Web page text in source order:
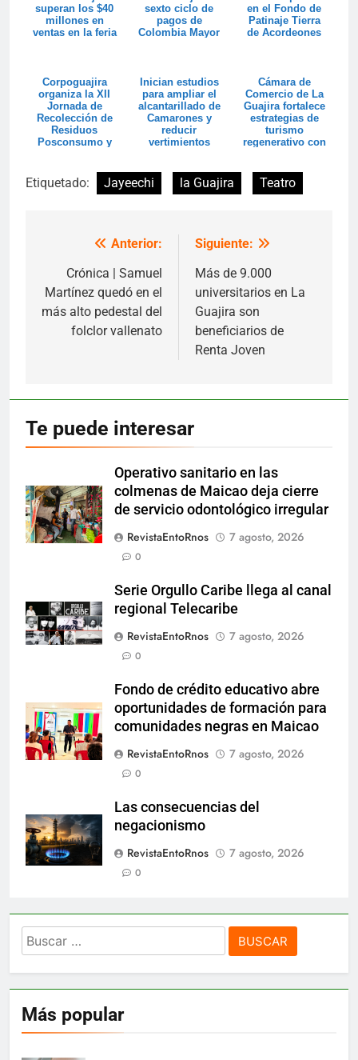
superan los $40
millones en
ventas en la feria
sexto ciclo de
pagos de
Colombia Mayor
en el Fondo de
Patinaje Tierra
de Acordeones
Corpoguajira
organiza la XII
Jornada de
Recolección de
Residuos
Posconsumo y
Inician estudios
para ampliar el
alcantarillado de
Camarones y
reducir
vertimientos
Cámara de
Comercio de La
Guajira fortalece
estrategias de
turismo
regenerativo con
Etiquetado: Jayeechi la Guajira Teatro
Navegación
entradas
Anterior:
Crónica | Samuel
Martínez quedó en el
más alto pedestal del
folclor vallenato
Siguiente:
Más de 9.000
universitarios en La
Guajira son
beneficiarios de
Renta Joven
Te puede interesar
Operativo sanitario en las
colmenas de Maicao deja cierre
de servicio odontológico irregular
RevistaEntoRnos
7 agosto, 2026
0
Serie Orgullo Caribe llega al canal
regional Telecaribe
RevistaEntoRnos
7 agosto, 2026
0
Fondo de crédito educativo abre
oportunidades de formación para
comunidades negras en Maicao
RevistaEntoRnos
7 agosto, 2026
0
Las consecuencias del
negacionismo
RevistaEntoRnos
7 agosto, 2026
0
Buscar:
Más popular